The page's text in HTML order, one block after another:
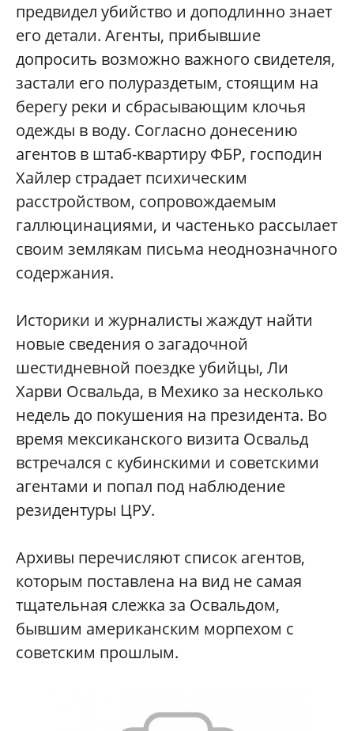
предвидел убийство и доподлинно знает
его детали. Агенты, прибывшие
допросить возможно важного свидетеля,
застали его полураздетым, стоящим на
берегу реки и сбрасывающим клочья
одежды в воду. Согласно донесению
агентов в штаб-квартиру ФБР, господин
Хайлер страдает психическим
расстройством, сопровождаемым
галлюцинациями, и частенько рассылает
своим землякам письма неоднозначного
содержания.
Историки и журналисты жаждут найти
новые сведения о загадочной
шестидневной поездке убийцы, Ли
Харви Освальда, в Мехико за несколько
недель до покушения на президента. Во
время мексиканского визита Освальд
встречался с кубинскими и советскими
агентами и попал под наблюдение
резидентуры ЦРУ.
Архивы перечисляют список агентов,
которым поставлена на вид не самая
тщательная слежка за Освальдом,
бывшим американским морпехом с
советским прошлым.